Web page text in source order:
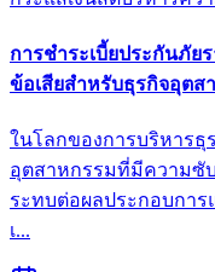
การชำระเบี้ยประกันภัย
ข้อเสียสำหรับธุรกิจอุตส
ในโลกของการบริหารธุ
อุตสาหกรรมที่มีความซั
ระทบต่อผลประกอบกา
เ...